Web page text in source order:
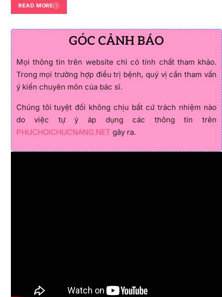
READ MORE
GÓC CẢNH BÁO
Mọi thông tin trên website chỉ có tính chất tham khảo.
Trong mọi trường hợp điều trị bệnh, quý vị cần tham vấn
ý kiến chuyên môn của bác sĩ.
Chúng tôi tuyệt đối không chịu bất cứ trách nhiệm nào
do việc tự ý áp dụng các thông tin trên
PHUCHOICHUCNANG.NET gây ra.